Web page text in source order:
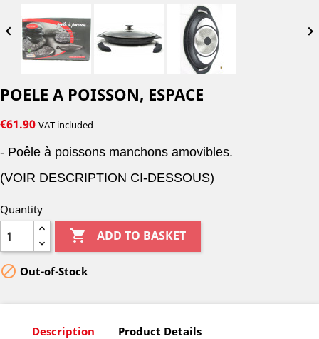
 
POELE A POISSON, ESPACE
€61.90 VAT included
- Poêle à poissons manchons amovibles.
(VOIR DESCRIPTION CI-DESSOUS)
Quantity
 ADD TO BASKET
 Out-of-Stock
Description Product Details